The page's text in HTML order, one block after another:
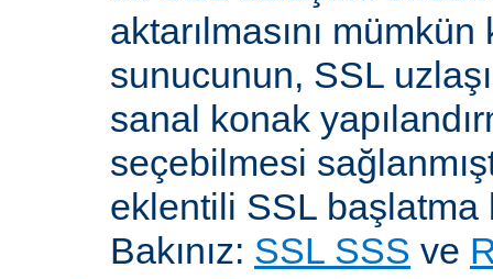
aktarılmasını
sunucunun, SSL
sanal konak
seçebilmesi
eklentili SSL
Bakınız: SSL SSS ve